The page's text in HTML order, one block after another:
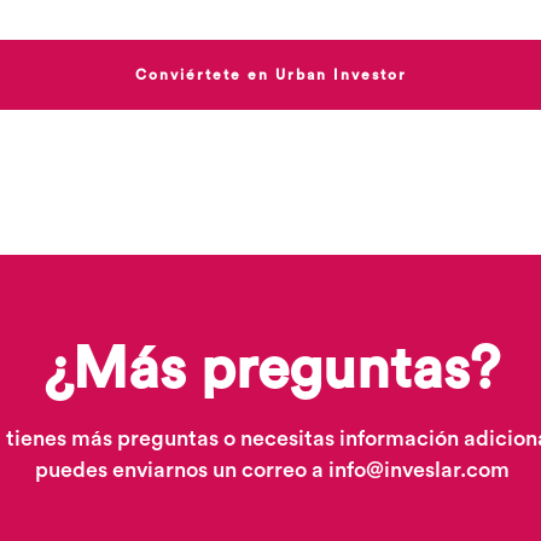
Conviértete en Urban Investor
¿Más preguntas?
tienes más preguntas o necesitas información
puedes enviarnos un correo a info@inveslar.com